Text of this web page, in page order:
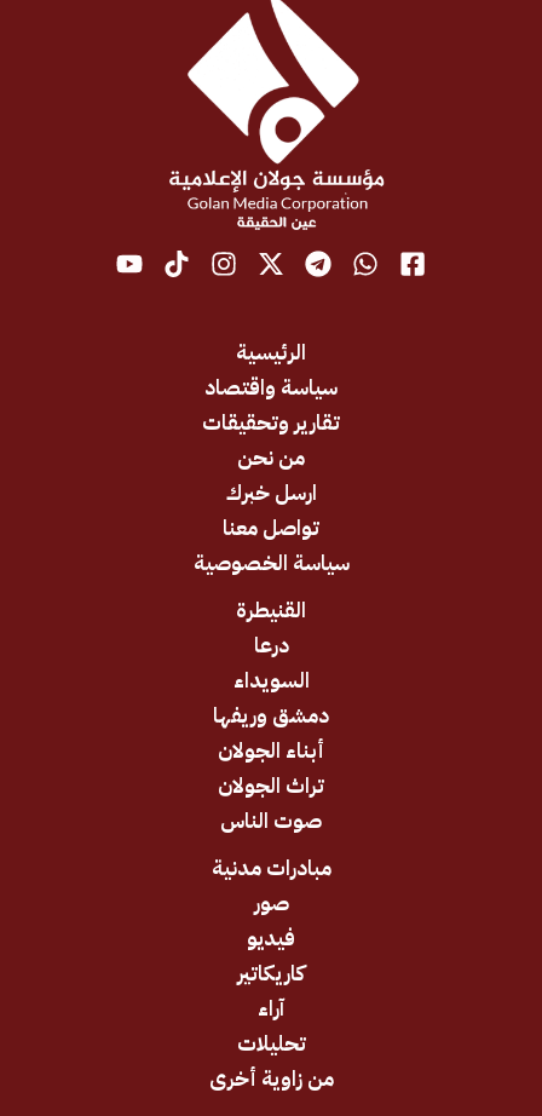
سياسة واقتصاد
تقارير وتحقيقات
ارسل خبرك
تواصل معنا
سياسة الخصوصية
دمشق وريفها
أبناء الجولان
تراث الجولان
صوت الناس
مبادرات مدنية
من زاوية أخرى